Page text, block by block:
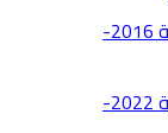
الولاية الانتدابية 2016-
الولاية الانتدابية 2022-